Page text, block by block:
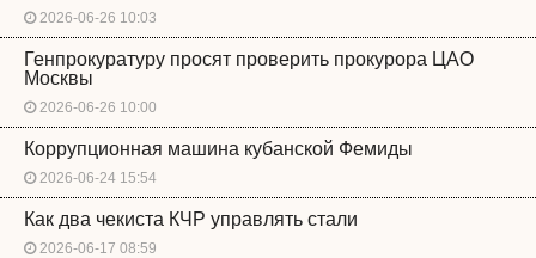
2026-06-26 10:03
Генпрокуратуру просят проверить прокурора ЦАО
Москвы
2026-06-26 10:00
Коррупционная машина кубанской Фемиды
2026-06-24 15:54
Как два чекиста КЧР управлять стали
2026-06-17 08:59